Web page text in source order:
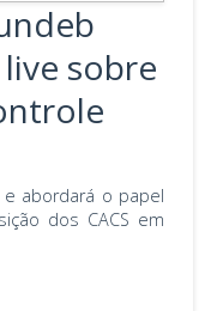
sobre
abordará o papel
dos CACS em